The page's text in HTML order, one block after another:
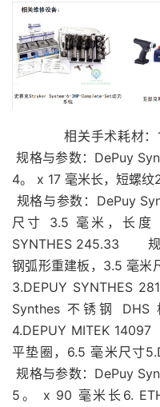
相关手术耗材
规格与参数：DePuy
4。 x 17 毫米长，短螺
规格与参数：DePuy
尺寸 3.5 毫米，长度
SYNTHES 245.33 规
钢弧形重建板，3.5 毫米
3.DEPUY SYNTHES
Synthes 不锈钢 DHS
4.DEPUY MITEK
平垫圈，6.5 毫米尺寸
规格与参数：DePuy
5。 x 90 毫米长6.